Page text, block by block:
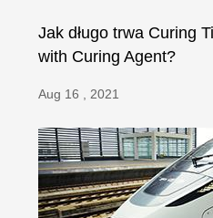
Jak długo trwa Curing
with Curing Agent?
Aug 16 , 2021